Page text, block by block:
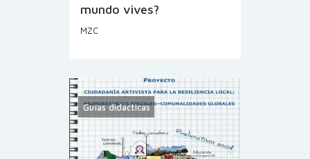
mundo vives?
MZC
Guías didácticas